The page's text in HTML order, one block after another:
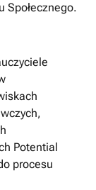
Społecznego.
Potential
procesu